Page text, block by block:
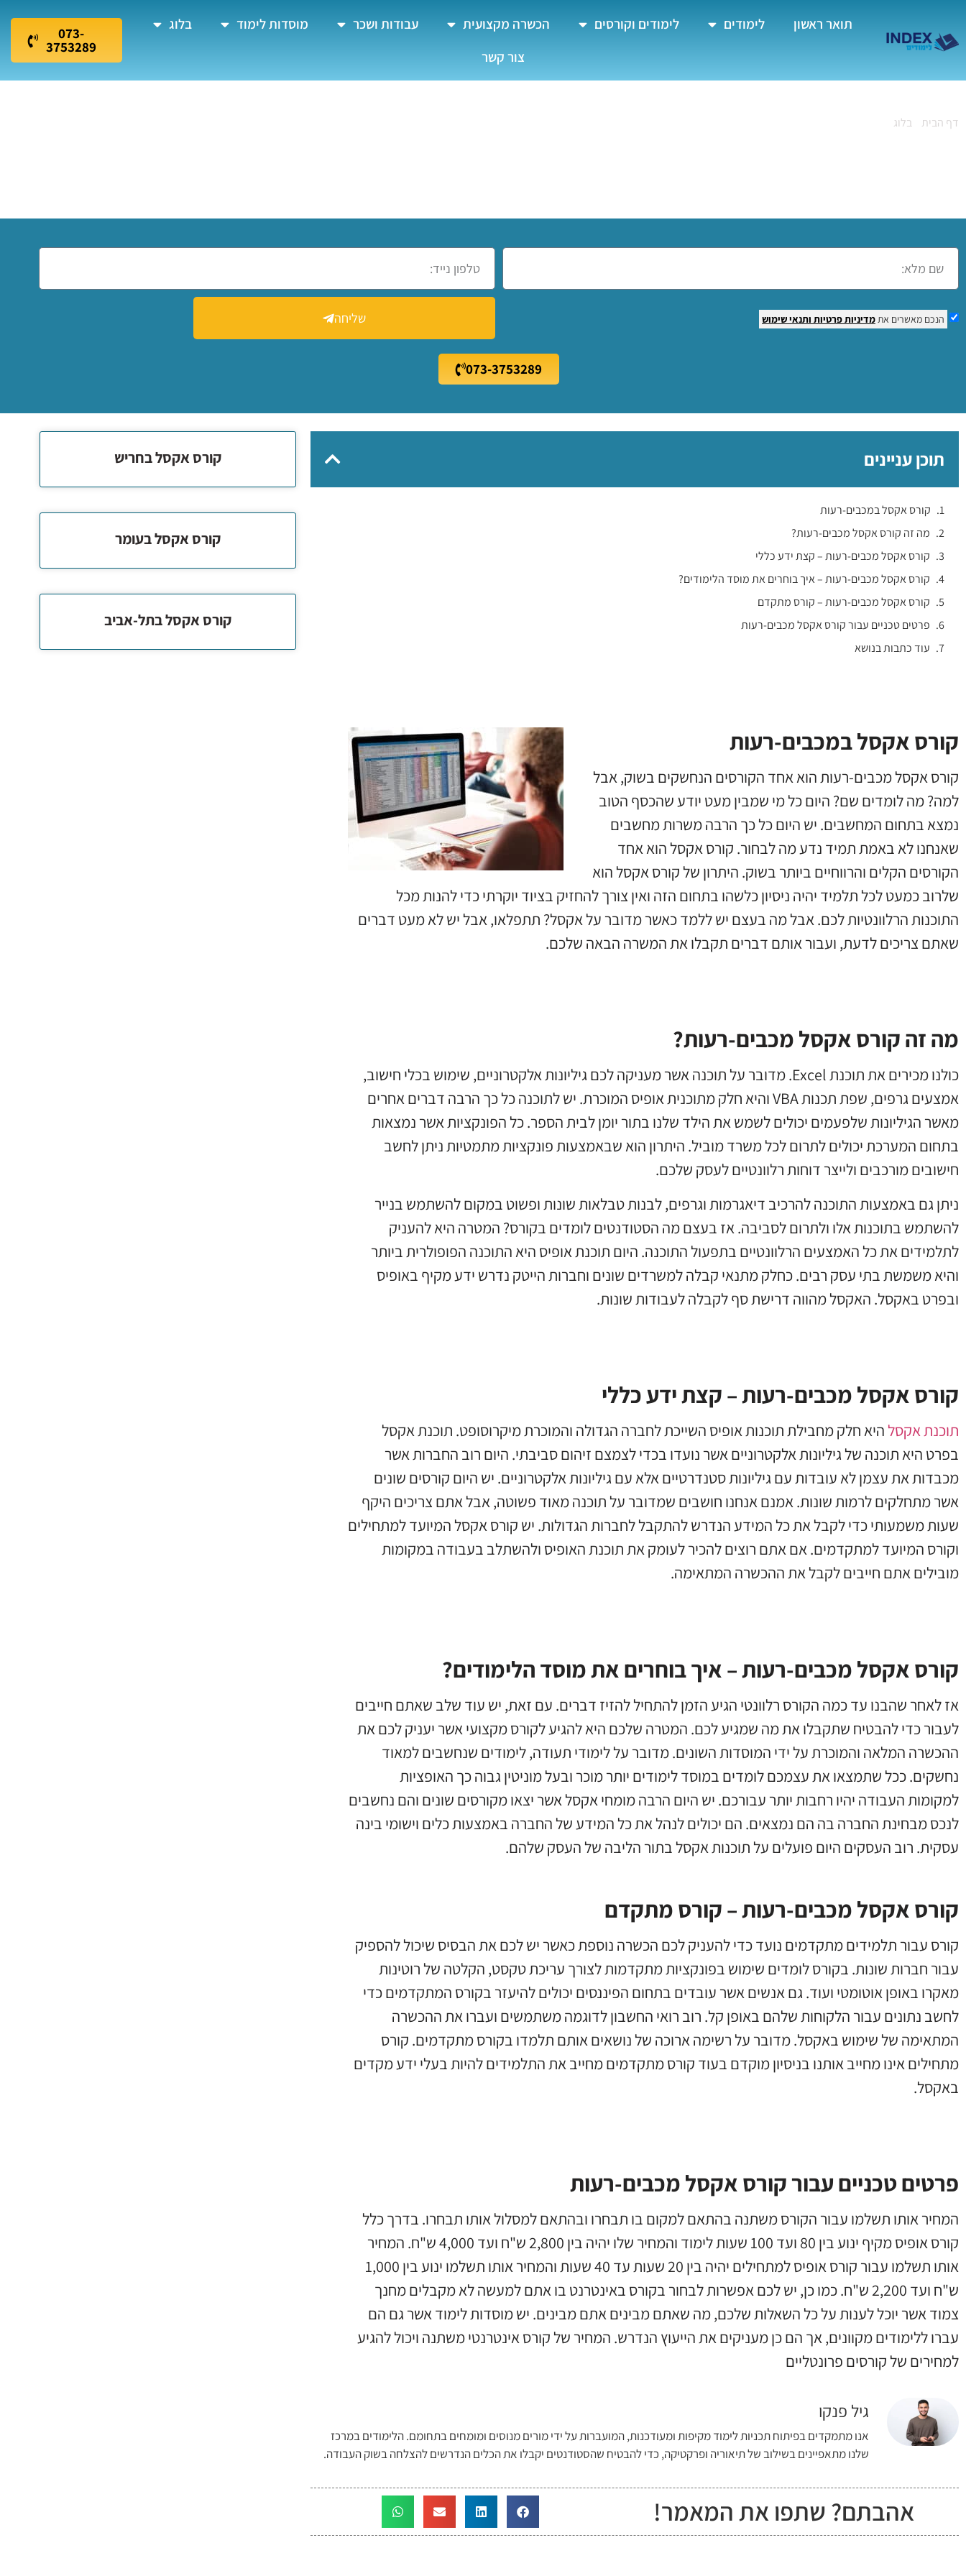
תואר ראשון לימודים לימודים וקורסים הכשרה מקצועית עבודות ושכר מוסדות לימוד
בלוג
צור קשר
073-
3753289
דף הבית בלוג
הנכם מאשרים את מדיניות פרטיות ותנאי שימוש שליחה
073-3753289
תוכן עניינים
קורס אקסל במכבים-רעות
מה זה קורס אקסל מכבים-רעות?
קורס אקסל מכבים-רעות – קצת ידע כללי
קורס אקסל מכבים-רעות – איך בוחרים את מוסד הלימודים?
קורס אקסל מכבים-רעות – קורס מתקדם
פרטים טכניים עבור קורס אקסל מכבים-רעות
עוד כתבות בנושא
קורס אקסל במכבים-רעות
קורס אקסל מכבים-רעות הוא אחד הקורסים הנחשקים בשוק, אבל
למה? מה לומדים שם? היום כל מי שמבין מעט יודע שהכסף הטוב
נמצא בתחום המחשבים. יש היום כל כך הרבה משרות מחשבים
שאנחנו לא באמת תמיד נדע מה לבחור. קורס אקסל הוא אחד
הקורסים הקלים והרווחיים ביותר בשוק. היתרון של קורס אקסל הוא
שלרוב כמעט לכל תלמיד יהיה ניסיון כלשהו בתחום הזה ואין צורך להחזיק בציוד יוקרתי כדי להנות מכל
התוכנות הרלוונטיות לכם. אבל מה בעצם יש ללמד כאשר מדובר על אקסל? תתפלאו, אבל יש לא מעט דברים
שאתם צריכים לדעת, ועבור אותם דברים תקבלו את המשרה הבאה שלכם.
מה זה קורס אקסל מכבים-רעות?
כולנו מכירים את תוכנת Excel. מדובר על תוכנה אשר מעניקה לכם גיליונות אלקטרוניים, שימוש בכלי חישוב,
אמצעים גרפים, שפת תכנות VBA והיא חלק מתוכנית אופיס המוכרת. יש לתוכנה כל כך הרבה דברים אחרים
מאשר הגיליונות שלפעמים יכולים לשמש את הילד שלנו בתור יומן לבית הספר. כל הפונקציות אשר נמצאות
בתחום המערכת יכולים לתרום לכל משרד מוביל. היתרון הוא שבאמצעות פונקציות מתמטיות ניתן לחשב
חישובים מורכבים ולייצר דוחות רלוונטיים לעסק שלכם.
ניתן גם באמצעות התוכנה להרכיב דיאגרמות וגרפים, לבנות טבלאות שונות ופשוט במקום להשתמש בנייר
להשתמש בתוכנות אלו ולתרום לסביבה. אז בעצם מה הסטודנטים לומדים בקורס? המטרה היא להעניק
לתלמידים את כל האמצעים הרלוונטיים בתפעול התוכנה. היום תוכנת אופיס היא התוכנה הפופולרית ביותר
והיא משמשת בתי עסק רבים. כחלק מתנאי קבלה למשרדים שונים וחברות הייטק נדרש ידע מקיף באופיס
ובפרט באקסל. האקסל מהווה דרישת סף לקבלה לעבודות שונות.
קורס אקסל מכבים-רעות – קצת ידע כללי
תוכנת אקסלהיא חלק מחבילת תוכנות אופיס השייכת לחברה הגדולה והמוכרת מיקרוסופט. תוכנת אקסל
בפרט היא תוכנה של גיליונות אלקטרוניים אשר נועדו בכדי לצמצם זיהום סביבתי. היום רוב החברות אשר
מכבדות את עצמן לא עובדות עם גיליונות סטנדרטיים אלא עם גיליונות אלקטרוניים. יש היום קורסים שונים
אשר מתחלקים לרמות שונות. אמנם אנחנו חושבים שמדובר על תוכנה מאוד פשוטה, אבל אתם צריכים היקף
שעות משמעותי כדי לקבל את כל המידע הנדרש להתקבל לחברות הגדולות. יש קורס אקסל המיועד למתחילים
וקורס המיועד למתקדמים. אם אתם רוצים להכיר לעומק את תוכנת האופיס ולהשתלב בעבודה במקומות
מובילים אתם חייבים לקבל את ההכשרה המתאימה.
קורס אקסל מכבים-רעות – איך בוחרים את מוסד הלימודים?
אז לאחר שהבנו עד כמה הקורס רלוונטי הגיע הזמן להתחיל להזיז דברים. עם זאת, יש עוד שלב שאתם חייבים
לעבור כדי להבטיח שתקבלו את מה שמגיע לכם. המטרה שלכם היא להגיע לקורס מקצועי אשר יעניק לכם את
ההכשרה המלאה והמוכרת על ידי המוסדות השונים. מדובר על לימודי תעודה, לימודים שנחשבים למאוד
נחשקים. ככל שתמצאו את עצמכם לומדים במוסד לימודים יותר מוכר ובעל מוניטין גבוה כך האופציות
למקומות העבודה יהיו רחבות יותר עבורכם. יש היום הרבה מומחי אקסל אשר יצאו מקורסים שונים והם נחשבים
לנכס מבחינת החברה בה הם נמצאים. הם יכולים לנהל את כל המידע של החברה באמצעות כלים וישומי בינה
עסקית. רוב העסקים היום פועלים על תוכנות אקסל בתור הליבה של העסק שלהם.
קורס אקסל מכבים-רעות – קורס מתקדם
קורס עבור תלמידים מתקדמים נועד כדי להעניק לכם הכשרה נוספת כאשר יש לכם את הבסיס שיכול להספיק
עבור חברות שונות. בקורס לומדים שימוש בפונקציות מתקדמות לצורך עריכת טקסט, הקלטה של רוטינות
מאקרו באופן אוטומטי ועוד. גם אנשים אשר עובדים בתחום הפיננסים יכולים להיעזר בקורס המתקדמים כדי
לחשב נתונים עבור הלקוחות שלהם באופן קל. רוב רואי החשבון לדוגמה משתמשים ועברו את ההכשרה
המתאימה של שימוש באקסל. מדובר על רשימה ארוכה של נושאים אותם תלמדו בקורס מתקדמים. קורס
מתחילים אינו מחייב אותנו בניסיון מוקדם בעוד קורס מתקדמים מחייב את התלמידים להיות בעלי ידע מקדים
באקסל.
פרטים טכניים עבור קורס אקסל מכבים-רעות
המחיר אותו תשלמו עבור הקורס משתנה בהתאם למקום בו תבחרו ובהתאם למסלול אותו תבחרו. בדרך כלל
קורס אופיס מקיף ינוע בין 80 ועד 100 שעות לימוד והמחיר שלו יהיה בין 2,800 ש"ח ועד 4,000 ש"ח. המחיר
אותו תשלמו עבור קורס אופיס למתחילים יהיה בין 20 שעות עד 40 שעות והמחיר אותו תשלמו ינוע בין 1,000
ש"ח ועד 2,200 ש"ח. כמו כן, יש לכם אפשרות לבחור בקורס באינטרנט בו אתם למעשה לא מקבלים מחנך
צמוד אשר יוכל לענות על כל השאלות שלכם, מה שאתם מבינים אתם מבינים. יש מוסדות לימוד אשר גם הם
עברו ללימודים מקוונים, אך הם כן מעניקים את הייעוץ הנדרש. המחיר של קורס אינטרנטי משתנה ויכול להגיע
למחירים של קורסים פרונטליים
גיל פנקו
אנו מתמקדים בפיתוח תכניות לימוד מקיפות ומעודכנות, המועברות על ידי מורים מנוסים ומומחים בתחומם. הלימודים במרכז
שלנו מתאפיינים בשילוב של תיאוריה ופרקטיקה, כדי להבטיח שהסטודנטים יקבלו את הכלים הנדרשים להצלחה בשוק העבודה.
אהבתם? שתפו את המאמר!
קורס אקסל בחריש
קורס אקסל בעומר
קורס אקסל בתל-אביב